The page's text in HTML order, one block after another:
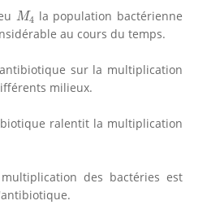
M4
M4 la population bactérienne
au cours du temps.
sur la multiplication
milieux.
ralentit la multiplication
des bactéries est